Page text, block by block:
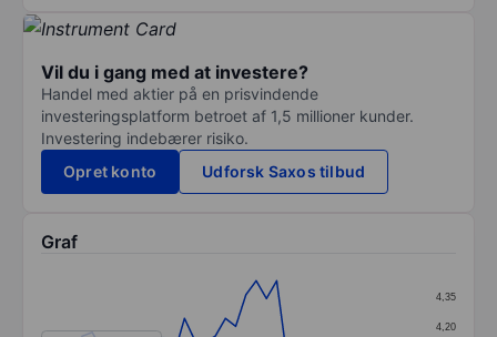
Vil du i gang med at investere?
Handel med aktier på en prisvindende
investeringsplatform betroet af 1,5 millioner kunder.
Investering indebærer risiko.
Opret konto
Udforsk Saxos tilbud
Graf
Line chart with 39 data points.
4,20
4,35